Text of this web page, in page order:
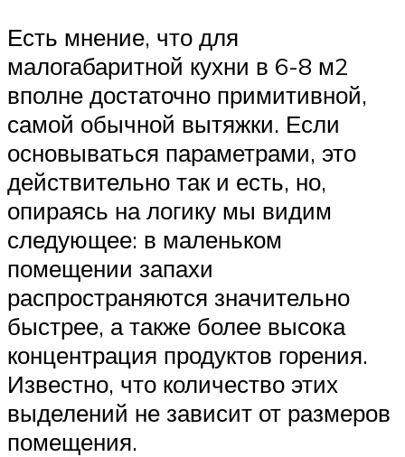
Есть мнение, что для
малогабаритной кухни в 6-8 м2
вполне достаточно примитивной,
самой обычной вытяжки. Если
основываться параметрами, это
действительно так и есть, но,
опираясь на логику мы видим
следующее: в маленьком
помещении запахи
распространяются значительно
быстрее, а также более высока
концентрация продуктов горения.
Известно, что количество этих
выделений не зависит от размеров
помещения.